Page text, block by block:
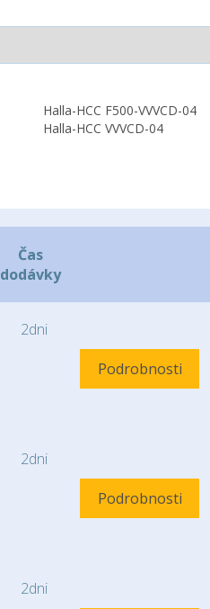
Halla-HCC F500-VVVCD-04
Halla-HCC VVVCD-04
Čas
dodávky
2dni
Podrobnosti
2dni
Podrobnosti
2dni